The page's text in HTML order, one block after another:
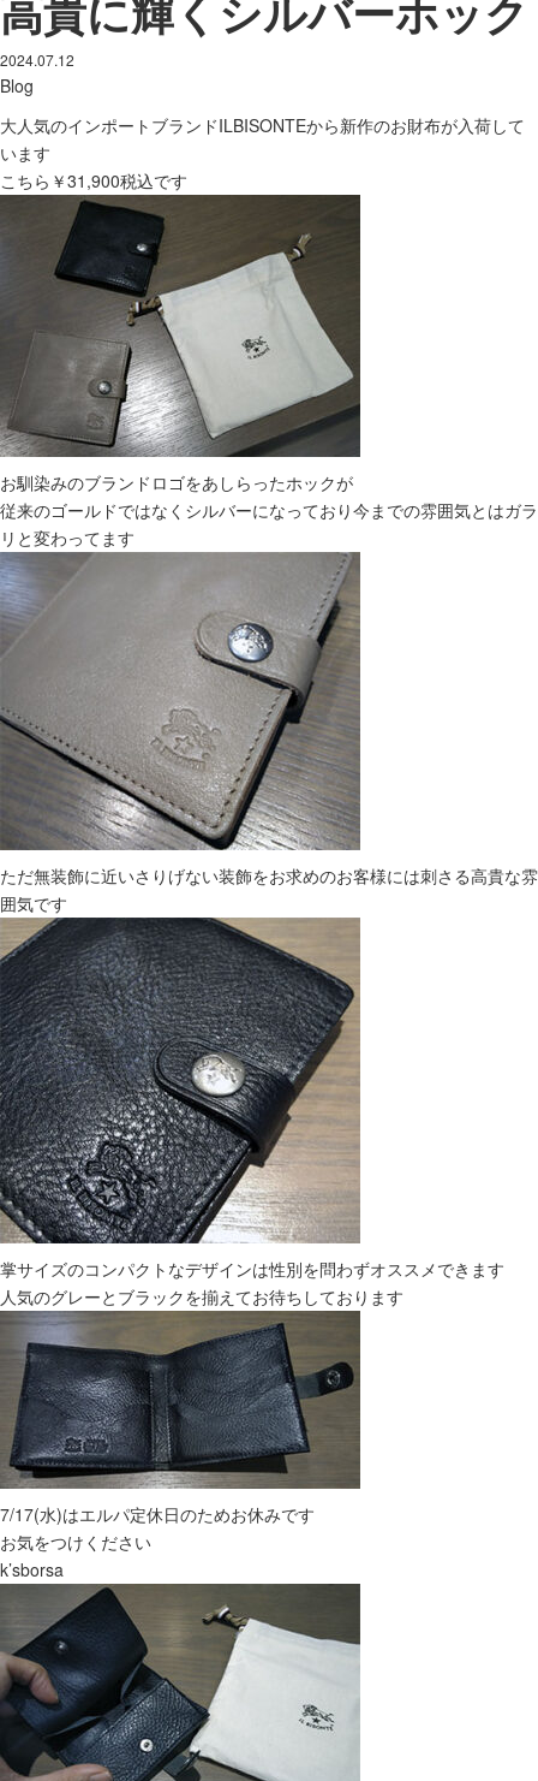
2024.07.12
Blog
大人気のインポートブランドILBISONTEから新作のお財布が入荷して
います
こちら￥31,900税込です
お馴染みのブランドロゴをあしらったホックが
従来のゴールドではなくシルバーになっており今までの雰囲気とはガラ
リと変わってます
ただ無装飾に近いさりげない装飾をお求めのお客様には刺さる高貴な雰
囲気です
掌サイズのコンパクトなデザインは性別を問わずオススメできます
人気のグレーとブラックを揃えてお待ちしております
7/17(水)はエルパ定休日のためお休みです
お気をつけください
k’sborsa